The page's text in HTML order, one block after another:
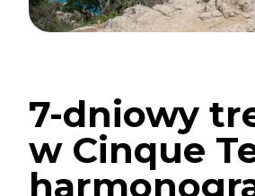
7-dniowy
w Cinque